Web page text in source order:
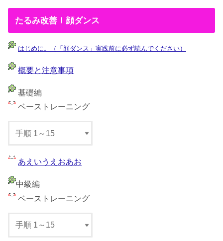
たるみ改善！顔ダンス
はじめに。（「顔ダンス」実践前に必ず読んでください）
概要と注意事項
基礎編
ベーストレーニング
あえいうえおあお
中級編
ベーストレーニング